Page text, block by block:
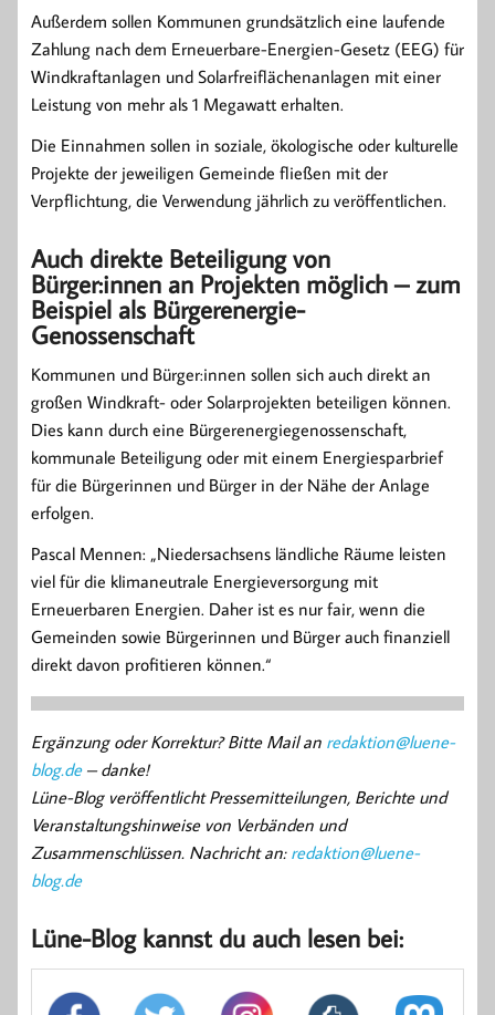
Außerdem sollen Kommunen grundsätzlich eine laufende
Zahlung nach dem Erneuerbare-Energien-Gesetz (EEG) für
Windkraftanlagen und Solarfreiflächenanlagen mit einer
Leistung von mehr als 1 Megawatt erhalten.
Die Einnahmen sollen in soziale, ökologische oder kulturelle
Projekte der jeweiligen Gemeinde fließen mit der
Verpflichtung, die Verwendung jährlich zu veröffentlichen.
Auch direkte Beteiligung von
Bürger:innen an Projekten möglich – zum
Beispiel als Bürgerenergie-
Genossenschaft
Kommunen und Bürger:innen sollen sich auch direkt an
großen Windkraft- oder Solarprojekten beteiligen können.
Dies kann durch eine Bürgerenergiegenossenschaft,
kommunale Beteiligung oder mit einem Energiesparbrief
für die Bürgerinnen und Bürger in der Nähe der Anlage
erfolgen.
Pascal Mennen: „Niedersachsens ländliche Räume leisten
viel für die klimaneutrale Energieversorgung mit
Erneuerbaren Energien. Daher ist es nur fair, wenn die
Gemeinden sowie Bürgerinnen und Bürger auch finanziell
direkt davon profitieren können.“
Ergänzung oder Korrektur? Bitte Mail an redaktion@luene-
blog.de– danke!
Lüne-Blog veröffentlicht Pressemitteilungen, Berichte und
Veranstaltungshinweise von Verbänden und
Zusammenschlüssen. Nachricht an: redaktion@luene-
blog.de
Lüne-Blog kannst du auch lesen bei: